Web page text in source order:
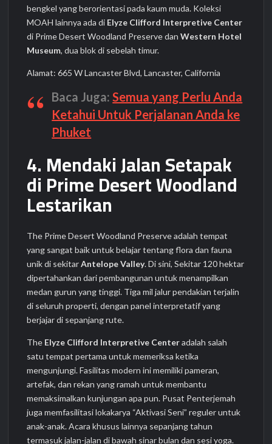
bengkel yang berorientasi pada kaum muda. Koleksi
MOAH lainnya ada di Elyze Clifford Interpretive Center
di Prime Desert Woodland Preserve danWestern Hotel
Museum, dua blok di sebelah timur.
Alamat: 665 W Lancaster Blvd, Lancaster, California
Baca Juga:Semua yang Perlu Anda
Ketahui Untuk Perjalanan Anda ke
Phuket
4. Mendaki Jalan Setapak
di Prime Desert Woodland
Lestarikan
The Prime Desert Woodland Preserve adalah tempat
yang sangat baik untuk belajar tentang flora dan fauna
unik di sekitarAntelope Valley. Di sini, Sekitar 120 hektar
dipertahankan dari pembangunan untuk menampilkan
medan gurun yang tinggi. Tiga mil jalur pendakian terjalin
di seluruh properti, dengan panel interpretatif yang
berjajar di sepanjang rute.
The Elyze Clifford Interpretive Centeradalah salah
satu tempat pertama untuk memeriksa ketika
mengunjungi. Fasilitas modern ini memiliki pameran,
artefak, dan rekan yang ramah untuk membantu
memaksimalkan kunjungan apa pun. Pusat Penterjemah
juga memfasilitasi lokakarya “Aktivasi Seni” reguler untuk
anak-anak. Acara khusus lainnya sepanjang tahun
termasuk jalan-jalan di bawah sinar bulan dan sesi yoga.